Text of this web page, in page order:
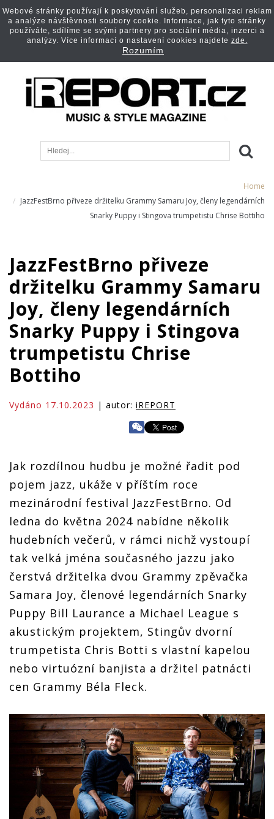
Home
JazzFestBrno přiveze držitelku Grammy Samaru Joy, členy legendárních
Snarky Puppy i Stingova trumpetistu Chrise Bottiho
JazzFestBrno přiveze
držitelku Grammy Samaru
Joy, členy legendárních
Snarky Puppy i Stingova
trumpetistu Chrise
Bottiho
Vydáno 17.10.2023 | autor: iREPORT
Jak rozdílnou hudbu je možné řadit pod
pojem jazz, ukáže v příštím roce
mezinárodní festival JazzFestBrno. Od
ledna do května 2024 nabídne několik
hudebních večerů, v rámci nichž vystoupí
tak velká jména současného jazzu jako
čerstvá držitelka dvou Grammy zpěvačka
Samara Joy, členové legendárních Snarky
Puppy Bill Laurance a Michael League s
akustickým projektem, Stingův dvorní
trumpetista Chris Botti s vlastní kapelou
nebo virtuózní banjista a držitel patnácti
cen Grammy Béla Fleck.
Webové stránky používají k poskytování služeb, personalizaci reklam
a analýze návštěvnosti soubory cookie. Informace, jak tyto stránky
používáte, sdílíme se svými partnery pro sociální média, inzerci a
analýzy. Více informací o nastavení cookies najdete zde.
Rozumím